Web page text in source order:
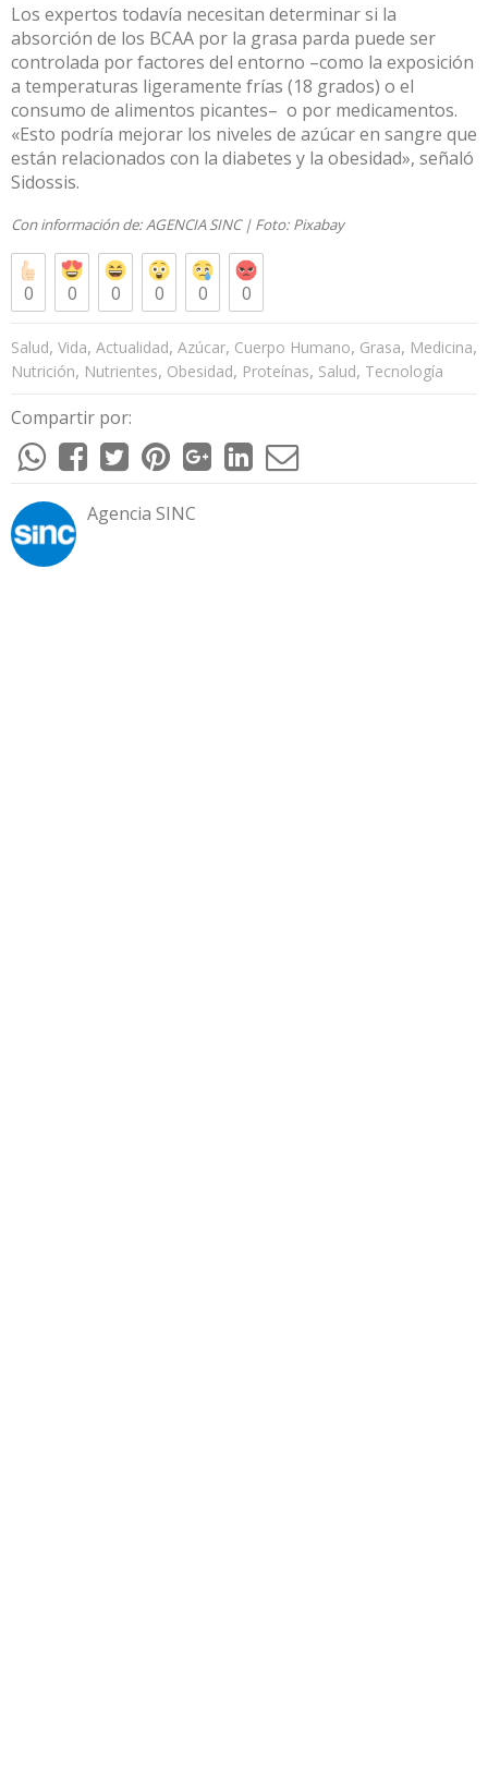
Los expertos todavía necesitan determinar si la
absorción de los BCAA por la grasa parda puede ser
controlada por factores del entorno –como la exposición
a temperaturas ligeramente frías (18 grados) o el
consumo de alimentos picantes– o por medicamentos.
«Esto podría mejorar los niveles de azúcar en sangre que
están relacionados con la diabetes y la obesidad», señaló
Sidossis.
Con información de: AGENCIA SINC | Foto: Pixabay
0 0 0 0 0 0
Salud, Vida, Actualidad, Azúcar, Cuerpo Humano, Grasa, Medicina,
Nutrición, Nutrientes, Obesidad, Proteínas, Salud, Tecnología
Compartir por:
Agencia SINC